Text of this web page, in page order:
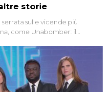
storie
sulle vicende più
come Unabomber: il
potrebbe essere ancora in
le zone d'ombra sul Mostro di
ancora oggi avvolte in un
corso dello speciale anche
realizzata ne...